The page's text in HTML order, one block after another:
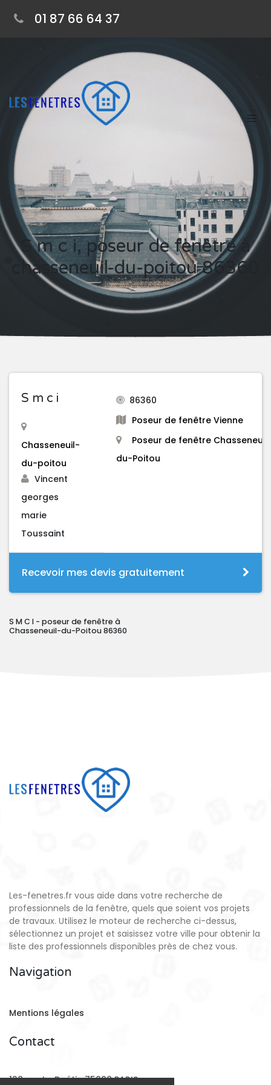
01 87 66 64 37
S m c i, poseur de fenêtre à
chasseneuil-du-poitou 86360
S m c i
Chasseneuil-
du-poitou
Vincent
georges
marie
Toussaint
86360
Poseur de fenêtre Vienne
Poseur de fenêtre
du-Poitou
Recevoir mes devis gratuitement
S M C I - poseur de fenêtre à
Chasseneuil-du-Poitou 86360
Les-fenetres.fr vous aide dans votre recherche de
professionnels de la fenêtre, quels que soient vos projets
de travaux. Utilisez le moteur de recherche ci-dessus,
sélectionnez un projet et saisissez votre ville pour obtenir la
liste des professionnels disponibles près de chez vous.
Navigation
Mentions légales
Contact
128 rue La Boétie 75008 PARIS